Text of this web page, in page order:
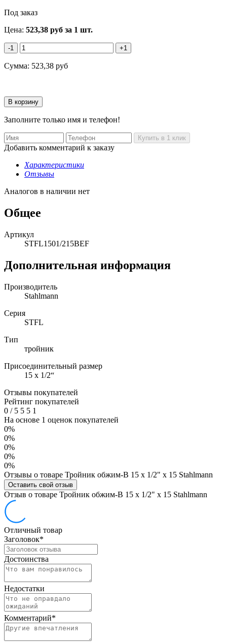
Под заказ
Цена: 523,38 руб за 1 шт.
-1 +1
Сумма: 523,38 руб
Заполните только имя и телефон!
Добавить комментарий к заказу
Характеристики
Отзывы
Аналогов в наличии нет
Общее
Артикул
STFL1501/215BEF
Дополнительная информация
Производитель
Stahlmann
Серия
STFL
Тип
тройник
Присоединительный размер
15 х 1/2“
Отзывы покупателей
Рейтинг покупателей
0 /5 5 5 1
На основе 1 оценок покупателей
0%
0%
0%
0%
0%
Отзывы о товаре Тройник обжим-В 15 х 1/2" х 15 Stahlmann
Оставить свой отзыв
Отзыв о товаре Тройник обжим-В 15 х 1/2" х 15 Stahlmann
Отличный товар
Заголовок*
Достоинства
Недостатки
Комментарий*